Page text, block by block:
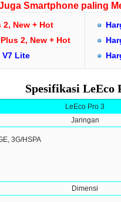
Smartphone paling
2, New + Hot
2, New + Hot
V7 Lite
Spesifikasi LeEco
LeEco Pro 3
Jaringan
3G/HSPA
Dimensi